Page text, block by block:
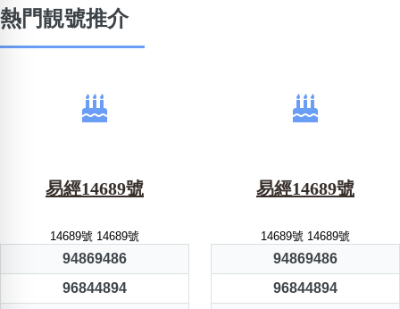
熱門靚號推介
易經14689號
14689號 14689號
94869486
96844894
易經14689號
14689號 14689號
94869486
96844894